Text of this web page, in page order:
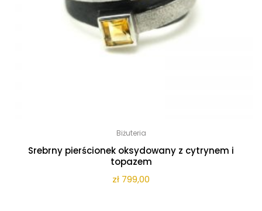
Biżuteria
Srebrny pierścionek oksydowany z cytrynem i
topazem
zł 799,00